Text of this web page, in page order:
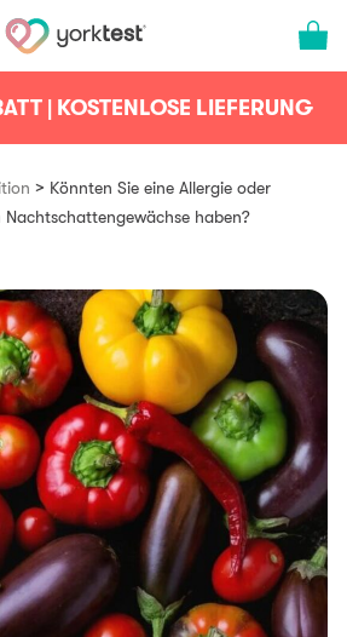
Cart
| KOSTENLOSE LIEFERUNG
> Könnten Sie eine Allergie oder
haben?